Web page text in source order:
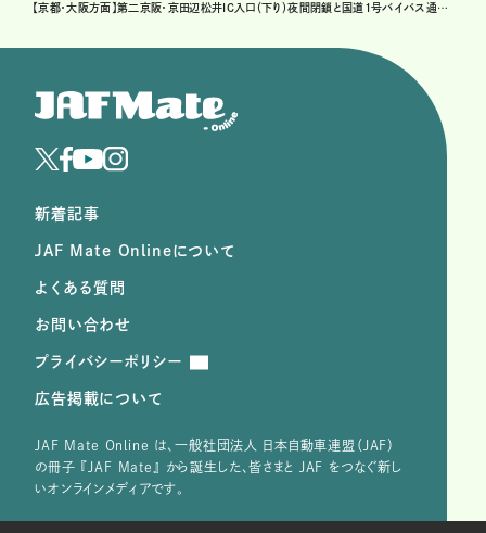
【京都・大阪方面】第二京阪・京田辺松井IC入口（下り）夜間閉鎖と国道1号バイパス通行止め。う回ルートと所要時間
新着記事
JAF Mate Onlineについて
よくある質問
お問い合わせ
プライバシーポリシー
広告掲載について
JAF Mate Online は、⼀般社団法⼈ ⽇本⾃動⾞連盟（JAF）
の冊子 『JAF Mate』 から誕⽣した、皆さまと JAF をつなぐ新し
いオンラインメディアです。